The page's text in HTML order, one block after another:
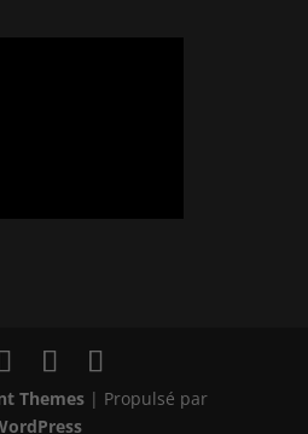
Themes| Propulsé par